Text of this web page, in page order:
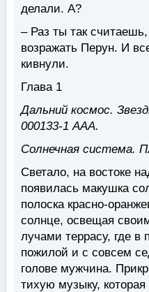
делали. А?
– Раз ты так
возражать Перун. И
кивнули.
Глава 1
Дальний космос.
000133-1 AAA.
Солнечная система.
Светало, на востоке
появилась макушка
полоска красно-
солнце, освещая
лучами террасу, где в
пожилой и с совсем
голове мужчина.
тихую музыку,